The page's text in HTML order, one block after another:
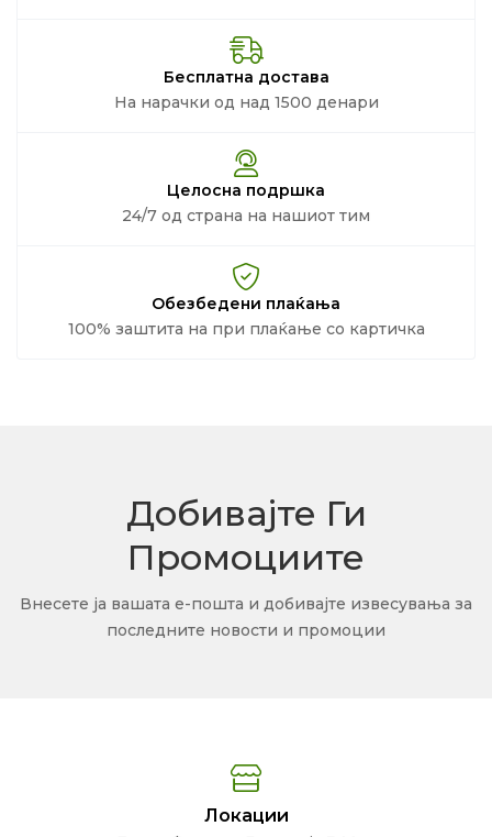
Бесплатна достава
На нарачки од над 1500 денари
Целосна подршка
24/7 од страна на нашиот тим
Обезбедени плаќања
100% заштита на при плаќање со картичка
Добивајте Ги
Промоциите
Внесете ја вашата е-пошта и добивајте извесувања за
последните новости и промоции
Локации